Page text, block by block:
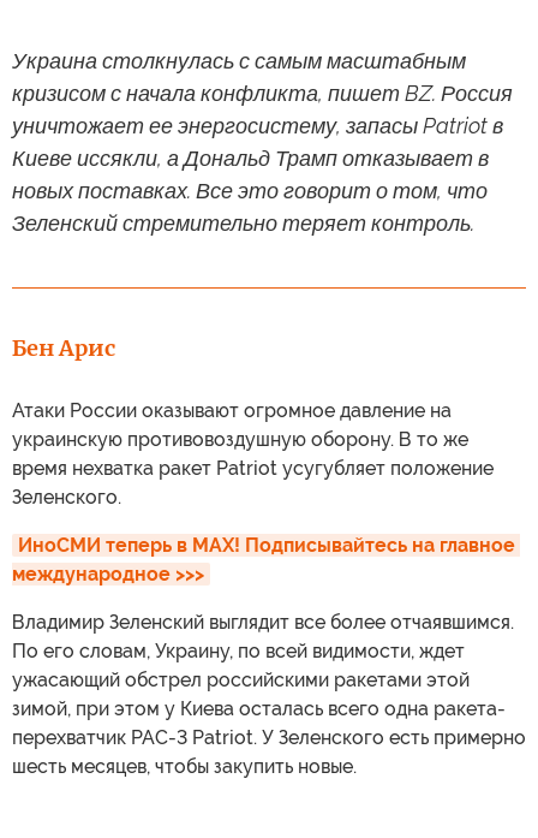
Украина столкнулась с самым масштабным
кризисом с начала конфликта, пишет BZ. Россия
уничтожает ее энергосистему, запасы Patriot в
Киеве иссякли, а Дональд Трамп отказывает в
новых поставках. Все это говорит о том, что
Зеленский стремительно теряет контроль.
Бен Арис
Атаки России оказывают огромное давление на
украинскую противовоздушную оборону. В то же
время нехватка ракет Patriot усугубляет положение
Зеленского.
ИноСМИ теперь в MAX! Подписывайтесь на главное
международное >>>
Владимир Зеленский выглядит все более отчаявшимся.
По его словам, Украину, по всей видимости, ждет
ужасающий обстрел российскими ракетами этой
зимой, при этом у Киева осталась всего одна ракета-
перехватчик PAC-3 Patriot. У Зеленского есть примерно
шесть месяцев, чтобы закупить новые.